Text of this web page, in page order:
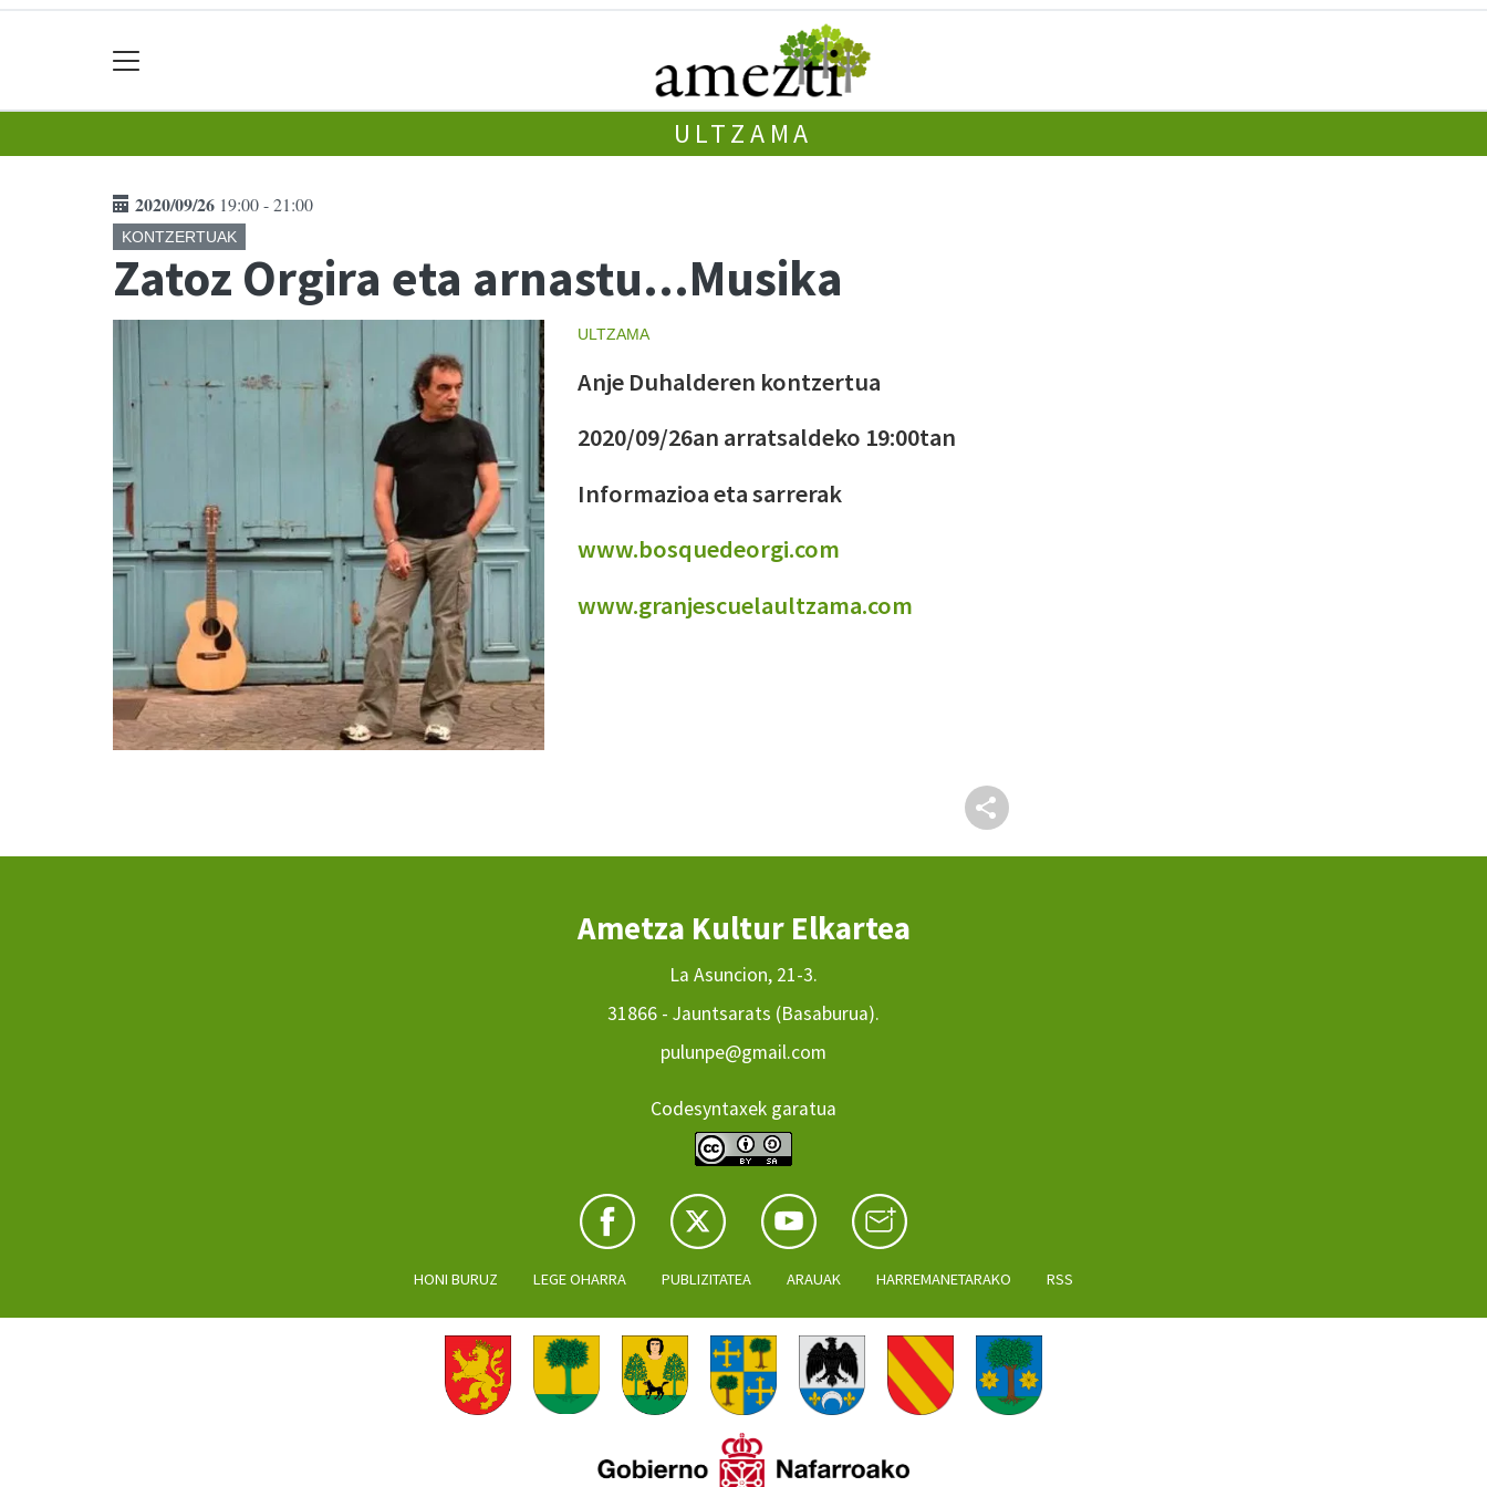
ULTZAMA
2020/09/26 19:00 - 21:00
KONTZERTUAK
Zatoz Orgira eta arnastu...Musika
ULTZAMA
Anje Duhalderen kontzertua
2020/09/26an arratsaldeko 19:00tan
Informazioa eta sarrerak
www.bosquedeorgi.com
www.granjescuelaultzama.com
Ametza Kultur Elkartea
La Asuncion, 21-3.
31866 - Jauntsarats (Basaburua).
pulunpe@gmail.com
Codesyntaxek garatua
HONI BURUZ LEGE OHARRA PUBLIZITATEA ARAUAK HARREMANETARAKO RSS